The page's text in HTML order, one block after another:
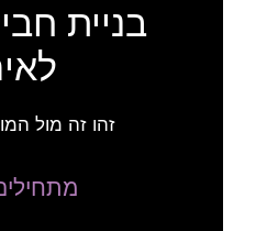
בניית
זהו זה מול